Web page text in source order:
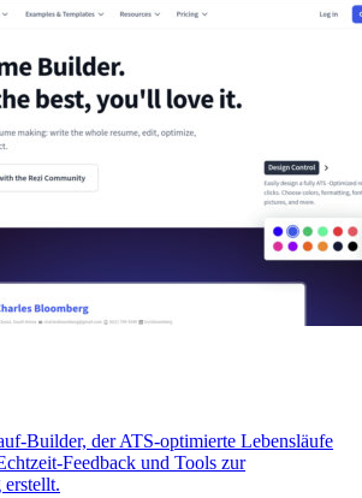
Builder, der ATS-optimierte Lebensläufe
Feedback und Tools zur